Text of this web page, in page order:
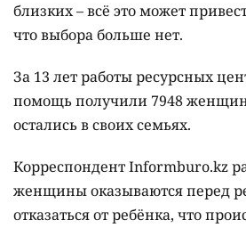
близких – всё это может
что выбора больше нет.
За 13 лет работы ресурсных
помощь получили 7948
остались в своих семьях.
Корреспондент Informburo.kz
женщины оказываются перед
отказаться от ребёнка, что